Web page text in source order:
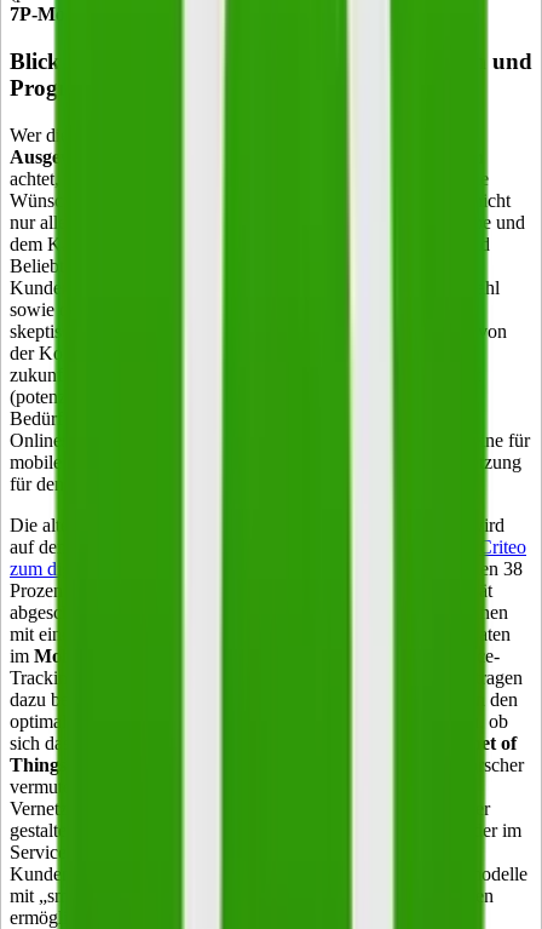
7P-Modell
Blick in die Marketing-Zukunft: Entwicklungen und
Prognosen
Wer diese Instrumente des Marketings richtig nutzt und auf
Ausgewogenheit zwischen Online- und Offline-Aktivitäten
achtet, kennt schon früh den Wert seiner Geschäftsidee und die
Wünsche der Kunden. Wie die Kundenansprache erfolgt, ist nicht
nur alleine von der Dienstleistung/dem Produkt, der Zielgruppe und
dem Kampagnenziel abhängig. Denn mit der Schnelligkeit und
Beliebtheit des Onlineshoppings sind auch die Ansprüche der
Kunden gestiegen – sowohl was den Preis als auch die Auswahl
sowie die Kommunikation betrifft. Verbraucher sind heute
skeptischer und informierter als noch vor 20 Jahren. Um sich von
der Konkurrenz abzuheben, sollten Shop-Betreiber auf
zukunftsweisende Marketingstrategien setzen. Dazu zählt, mit
(potenziellen) Kunden in einen Dialog zu treten und deren
Bedürfnisse möglichst genau zu kennen. So verzeichnen
Onlineshops immer mehr Bestelleingänge via Smartphone – eine für
mobile Endgeräte optimierte Website ist heute Grundvoraussetzung
für den Erfolg.
Die alte Regel „Gesucht wird auf dem Smartphone, gekauft wird
auf dem Desktop“ gilt nicht mehr. Einer aktuellen
Studie von Criteo
zum digitalen Einkaufsverhalten in Deutschland
zufolge werden 38
Prozent aller Onlinekäufe in Deutschland auf einem Mobilgerät
abgeschlossen. Die Segmente Mode und Luxusgüter verzeichnen
mit einem Anstieg von über 40 Prozent die größten Zuwachsraten
im Mobile Commerce
. Strategien und Tools, die Cross-Device-
Tracking und Online-to-Offline-Marketing (O2O) umfassen, tragen
dazu bei, den Kunden an der richtigen Stelle abzuholen und in den
optimalen Kanal weiterzuleiten. Spannend bleibt 2018 zudem, ob
sich das Potenzial neuer Technologien im Rahmen des
Internet of
Things (IoT) und Big Data
als so groß erweist, wie Trendforscher
vermuten. Prognosen zufolge sollen die Automatisierung und
Vernetzung Unternehmensprozesse im E-Commerce effizienter
gestalten und Kosten reduzieren, etwa in der Warenlogistik oder im
Service. Darüber hinaus soll das IoT eine verbesserte
Kundenbindung und -ansprache ebenso wie neue Geschäftsmodelle
mit „smarten“ Dingen und damit verbundenen Dienstleistungen
ermöglichen.